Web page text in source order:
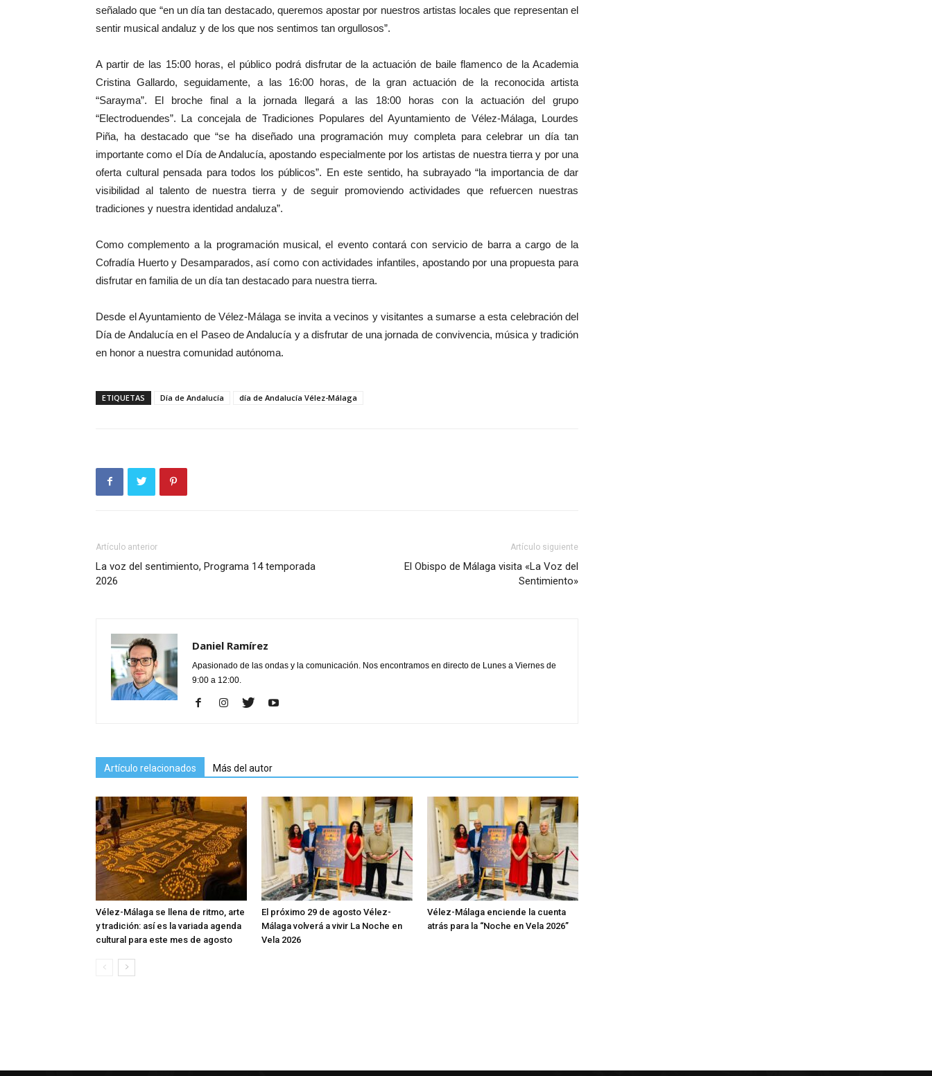
señalado que “en un día tan destacado, queremos apostar por nuestros artistas locales que representan el
sentir musical andaluz y de los que nos sentimos tan orgullosos”.
A partir de las 15:00 horas, el público podrá disfrutar de la actuación de baile flamenco de la Academia
Cristina Gallardo, seguidamente, a las 16:00 horas, de la gran actuación de la reconocida artista
“Sarayma”. El broche final a la jornada llegará a las 18:00 horas con la actuación del grupo
“Electroduendes”. La concejala de Tradiciones Populares del Ayuntamiento de Vélez-Málaga, Lourdes
Piña, ha destacado que “se ha diseñado una programación muy completa para celebrar un día tan
importante como el Día de Andalucía, apostando especialmente por los artistas de nuestra tierra y por una
oferta cultural pensada para todos los públicos”. En este sentido, ha subrayado “la importancia de dar
visibilidad al talento de nuestra tierra y de seguir promoviendo actividades que refuercen nuestras
tradiciones y nuestra identidad andaluza”.
Como complemento a la programación musical, el evento contará con servicio de barra a cargo de la
Cofradía Huerto y Desamparados, así como con actividades infantiles, apostando por una propuesta para
disfrutar en familia de un día tan destacado para nuestra tierra.
Desde el Ayuntamiento de Vélez-Málaga se invita a vecinos y visitantes a sumarse a esta celebración del
Día de Andalucía en el Paseo de Andalucía y a disfrutar de una jornada de convivencia, música y tradición
en honor a nuestra comunidad autónoma.
ETIQUETAS Día de Andalucía día de Andalucía Vélez-Málaga
Artículo anterior
La voz del sentimiento, Programa 14 temporada
2026
Artículo siguiente
El Obispo de Málaga visita «La Voz del
Sentimiento»
Daniel Ramírez
Apasionado de las ondas y la comunicación. Nos encontramos en directo de Lunes a Viernes de
9:00 a 12:00.
Artículo relacionados Más del autor
Vélez-Málaga se llena de ritmo, arte
y tradición: así es la variada agenda
cultural para este mes de agosto
El próximo 29 de agosto Vélez-
Málaga volverá a vivir La Noche en
Vela 2026
Vélez-Málaga enciende la cuenta
atrás para la “Noche en Vela 2026”